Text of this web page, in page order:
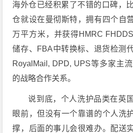
海外仓已经积累了不错的口碑，
仓就设在曼彻斯特，拥有四个自
万平方米，并获得HMRC
储存、FBA中转换标、退货检测
RoyalMail, DPD, UPS等多家主
的战略合作关系。
说到底，个人洗护品类在英
眼前，但没有一个靠谱的个人洗
撑，后面的事儿会很难办。配送